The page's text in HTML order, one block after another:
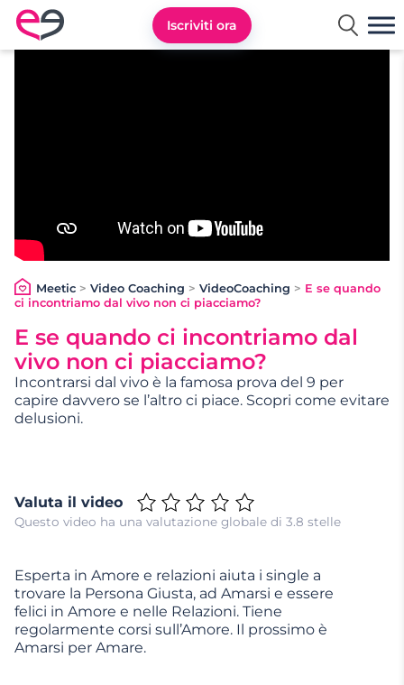
Meetic Italia
Iscriviti ora
Meetic> Video Coaching > VideoCoaching > E se quando
ci incontriamo dal vivo non ci piacciamo?
E se quando ci incontriamo dal
vivo non ci piacciamo?
Incontrarsi dal vivo è la famosa prova del 9 per
capire davvero se l’altro ci piace. Scopri come evitare
delusioni.
Valuta il video
Questo video ha una valutazione globale di 3.8 stelle
Esperta in Amore e relazioni aiuta i single a
trovare la Persona Giusta, ad Amarsi e essere
felici in Amore e nelle Relazioni. Tiene
regolarmente corsi sull’Amore. Il prossimo è
Amarsi per Amare.